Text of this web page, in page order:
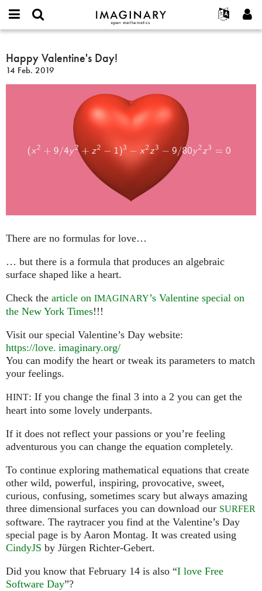
IMAGINARY
open
Français
Español
Türkçe
Programas
Interactivos
Películas
Textos
Exposiciones
Más...
Proyectos
Contacto
or
username
*
Contraseña
Crear nueva cuenta
Solicitar una nueva contraseña
Buscar
Happy
Valentine's
Day!
Happy Valentine's Day!
14 Feb. 2019
There are no formulas for love…
… but there is a formula that produces an algebraic
surface shaped like a heart.
Check the article on IMAGINARY’s Valentine special on
the New York Times!!!
Visit our special Valentine’s Day website:
https://love. imaginary.org/
You can modify the heart or tweak its parameters to match
your feelings.
HINT: If you change the final 3 into a 2 you can get the
heart into some lovely underpants.
If it does not reflect your passions or you’re feeling
adventurous you can change the equation completely.
To continue exploring mathematical equations that create
other wild, powerful, inspiring, provocative, sweet,
curious, confusing, sometimes scary but always amazing
three dimensional surfaces you can download our SURFER
software. The raytracer you find at the Valentine’s Day
special page is by Aaron Montag. It was created using
CindyJS by Jürgen Richter-Gebert.
Did you know that February 14 is also “I love Free
Software Day”?